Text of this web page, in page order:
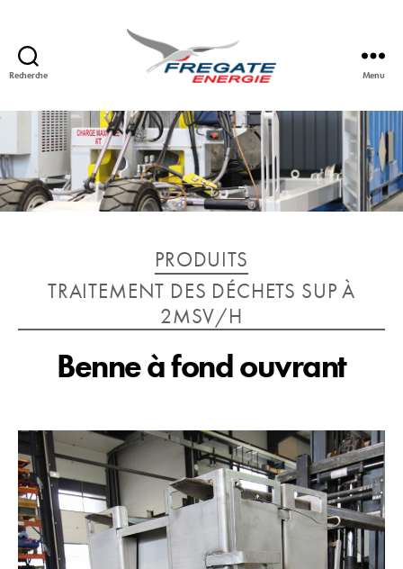
Recherche
ENERGIE
Menu
Catégories
PRODUITS
TRAITEMENT DES DÉCHETS SUP À
2MSV/H
Benne à fond ouvrant